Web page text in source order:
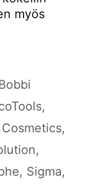
myös
,
,
,
, Sigma,